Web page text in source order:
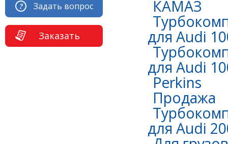
КАМАЗ
для Audi
для Audi
Perkins
Продажа
для Audi
Задать вопрос
Заказать